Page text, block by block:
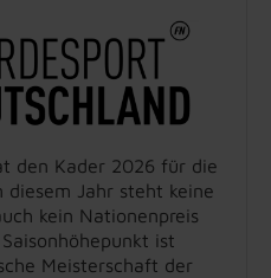
den Kader 2026 für die
diesem Jahr steht keine
kein Nationenpreis
ist
Meisterschaft der